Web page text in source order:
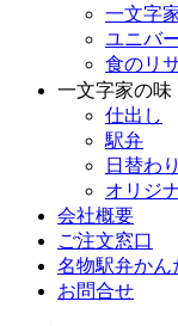
一文字
ユニバ
食のリ
一文字家の味
仕出し
駅弁
日替わ
オリジ
会社概要
ご注文窓口
名物駅弁かん
お問合せ